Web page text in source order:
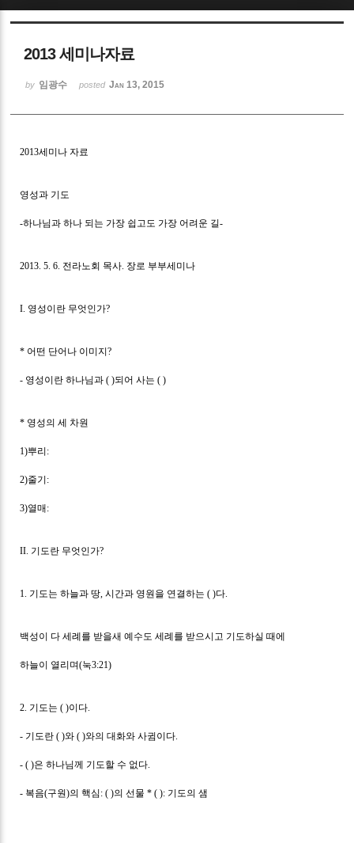
2013 세미나자료
by 임광수 posted Jan 13, 2015
2013세미나 자료
영성과 기도
-하나님과 하나 되는 가장 쉽고도 가장 어려운 길-
2013. 5. 6. 전라노회 목사. 장로 부부세미나
I. 영성이란 무엇인가?
* 어떤 단어나 이미지?
- 영성이란 하나님과( )되어 사는( )
* 영성의 세 차원
1)뿌리:
2)줄기:
3)열매:
II. 기도란 무엇인가?
1. 기도는 하늘과 땅,시간과 영원을 연결하는( )다.
백성이 다 세례를 받을새 예수도 세례를 받으시고 기도하실 때에
하늘이 열리며(눅3:21)
2. 기도는( )이다.
- 기도란( )와( )와의 대화와 사귐이다.
- ( )은 하나님께 기도할 수 없다.
- 복음(구원)의 핵심: ( )의 선물* ( ): 기도의 샘
Sketchbook5, 스케치북5
Sketchbook5, 스케치북5